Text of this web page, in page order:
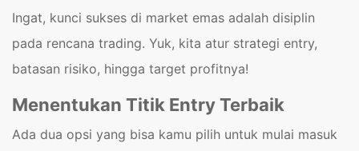
Ingat, kunci sukses di market emas adalah disiplin
pada rencana trading. Yuk, kita atur strategi entry,
batasan risiko, hingga target profitnya!
Menentukan Titik Entry Terbaik
Ada dua opsi yang bisa kamu pilih untuk mulai masuk